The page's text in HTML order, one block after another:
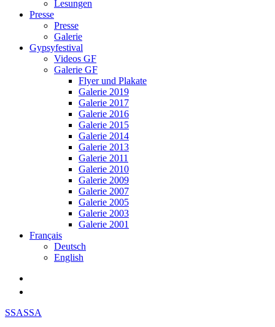
Lesungen
Presse
Presse
Galerie
Gypsyfestival
Videos GF
Galerie GF
Flyer und Plakate
Galerie 2019
Galerie 2017
Galerie 2016
Galerie 2015
Galerie 2014
Galerie 2013
Galerie 2011
Galerie 2010
Galerie 2009
Galerie 2007
Galerie 2005
Galerie 2003
Galerie 2001
Français
Deutsch
English
SSASSA